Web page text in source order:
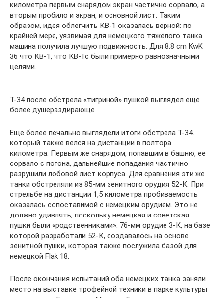
километра первым снарядом экран частично сорвало, а
вторым пробило и экран, и основной лист. Таким
образом, идея облегчить КВ-1 оказалась верной: по
крайней мере, уязвимая для немецкого тяжёлого танка
машина получила лучшую подвижность. Для 8.8 cm KwK
36 что КВ-1, что КВ-1с были примерно равнозначными
целями.
Т-34 после обстрела «тигриной» пушкой выглядел еще
более душераздирающе
Еще более печально выглядели итоги обстрела Т-34,
который также велся на дистанции в полтора
километра. Первым же снарядом, попавшим в башню, ее
сорвало с погона, дальнейшие попадания частично
разрушили лобовой лист корпуса. Для сравнения эти же
танки обстреляли из 85-мм зенитного орудия 52-К. При
стрельбе на дистанции 1,5 километра пробиваемость
оказалась сопоставимой с немецким орудием. Это не
должно удивлять, поскольку немецкая и советская
пушки были «родственниками». 76-мм орудие 3-К, на базе
которой разработали 52-К, создавалось на основе
зенитной пушки, которая также послужила базой для
немецкой Flak 18.
После окончания испытаний оба немецких танка заняли
место на выставке трофейной техники в парке культуры